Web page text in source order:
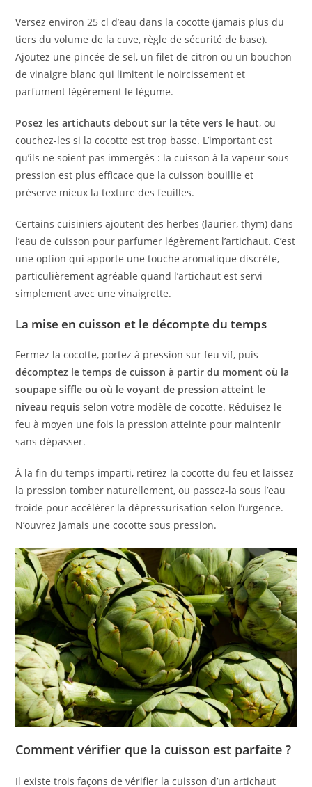
Versez environ 25 cl d’eau dans la cocotte (jamais plus du
tiers du volume de la cuve, règle de sécurité de base).
Ajoutez une pincée de sel, un filet de citron ou un bouchon
de vinaigre blanc qui limitent le noircissement et
parfument légèrement le légume.
Posez les artichauts debout sur la tête vers le haut, ou
couchez-les si la cocotte est trop basse. L’important est
qu’ils ne soient pas immergés : la cuisson à la vapeur sous
pression est plus efficace que la cuisson bouillie et
préserve mieux la texture des feuilles.
Certains cuisiniers ajoutent des herbes (laurier, thym) dans
l’eau de cuisson pour parfumer légèrement l’artichaut. C’est
une option qui apporte une touche aromatique discrète,
particulièrement agréable quand l’artichaut est servi
simplement avec une vinaigrette.
La mise en cuisson et le décompte du temps
Fermez la cocotte, portez à pression sur feu vif, puis
décomptez le temps de cuisson à partir du moment où la
soupape siffle ou où le voyant de pression atteint le
niveau requis selon votre modèle de cocotte. Réduisez le
feu à moyen une fois la pression atteinte pour maintenir
sans dépasser.
À la fin du temps imparti, retirez la cocotte du feu et laissez
la pression tomber naturellement, ou passez-la sous l’eau
froide pour accélérer la dépressurisation selon l’urgence.
N’ouvrez jamais une cocotte sous pression.
Comment vérifier que la cuisson est parfaite ?
Il existe trois façons de vérifier la cuisson d’un artichaut